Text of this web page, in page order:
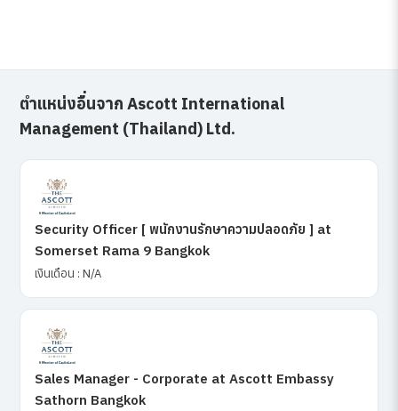
ตำแหน่งอื่นจาก Ascott International
Management (Thailand) Ltd.
Security Officer [ พนักงานรักษาความปลอดภัย ] at
Somerset Rama 9 Bangkok
เงินเดือน : N/A
Sales Manager - Corporate at Ascott Embassy
Sathorn Bangkok